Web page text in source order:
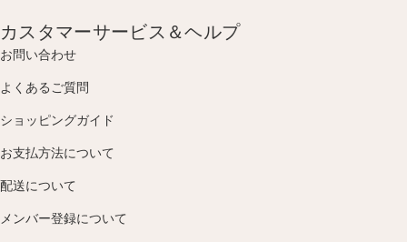
カスタマーサービス＆ヘルプ
お問い合わせ
よくあるご質問
ショッピングガイド
お支払方法について
配送について
メンバー登録について